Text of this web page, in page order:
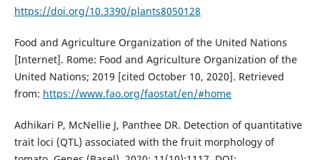
https://doi.org/10.3390/plants8050128
Food and Agriculture Organization of the United Nations
[Internet]. Rome: Food and Agriculture Organization of the
United Nations; 2019 [cited October 10, 2020]. Retrieved
from: https://www.fao.org/faostat/en/#home
Adhikari P, McNellie J, Panthee DR. Detection of quantitative
trait loci (QTL) associated with the fruit morphology of